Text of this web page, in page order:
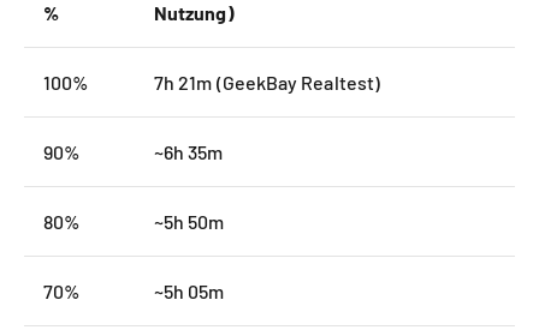
%
Nutzung)
100% 7h 21m (GeekBay Realtest)
90% ~6h 35m
80% ~5h 50m
70% ~5h 05m